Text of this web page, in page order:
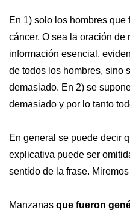
En 1) solo los hombres
cáncer. O sea la oración de
información esencial,
de todos los hombres, sino
demasiado. En 2) se
demasiado y por lo tanto
En general se puede decir
explicativa puede ser
sentido de la frase.
Manzanas que fueron